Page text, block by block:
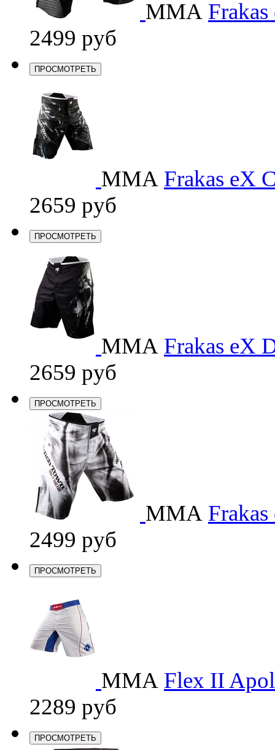
ММА
2499 руб
ПРОСМОТРЕТЬ
ММА Frakas eX
2659 руб
ПРОСМОТРЕТЬ
ММА Frakas eX
2659 руб
ПРОСМОТРЕТЬ
ММА
2499 руб
ПРОСМОТРЕТЬ
ММА Flex II
2289 руб
ПРОСМОТРЕТЬ